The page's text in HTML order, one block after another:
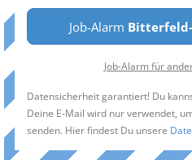
Job-Alarm
Job-Alarm für
Datensicherheit garantiert! Du
Deine E-Mail wird nur verwendet,
senden. Hier findest Du unsere